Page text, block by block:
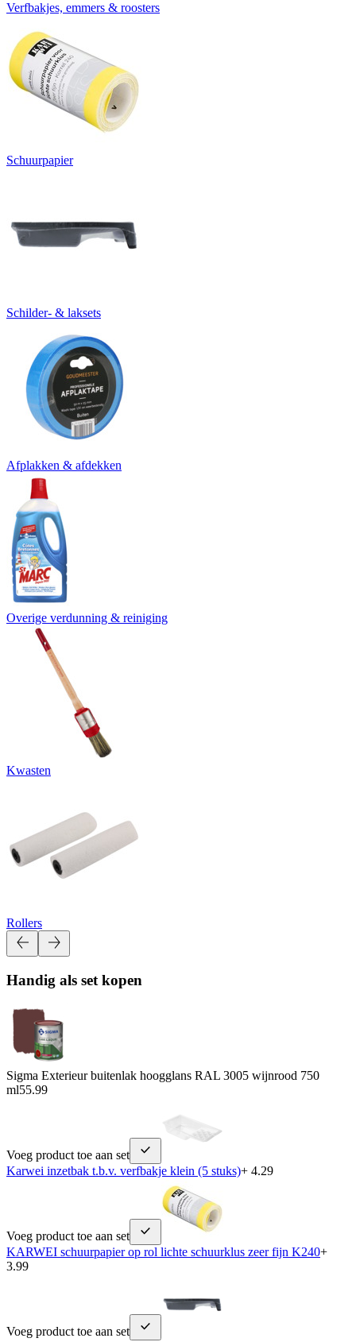
Verfbakjes, emmers & roosters
Schuurpapier
Schilder- & laksets
Afplakken & afdekken
Overige verdunning & reiniging
Kwasten
Rollers
Handig als set kopen
Sigma Exterieur buitenlak hoogglans RAL 3005 wijnrood 750
ml55.99
Voeg product toe aan set
Karwei inzetbak t.b.v. verfbakje klein (5 stuks)+ 4.29
Voeg product toe aan set
KARWEI schuurpapier op rol lichte schuurklus zeer fijn K240+
3.99
Voeg product toe aan set